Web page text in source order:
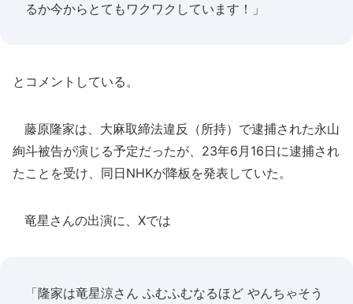
るか今からとてもワクワクしています！」
とコメントしている。
藤原隆家は、大麻取締法違反（所持）で逮捕された永山
絢斗被告が演じる予定だったが、23年6月16日に逮捕され
たことを受け、同日NHKが降板を発表していた。
竜星さんの出演に、Xでは
「隆家は竜星涼さん ふむふむなるほど やんちゃそう